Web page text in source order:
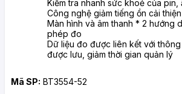
Kiểm tra nhanh sức khoẻ của pin,
Công nghệ giảm tiếng ồn cải
Màn hình và âm thanh * 2 hướng
phép đo
Dữ liệu đo được liên kết với
được lưu, giảm thời gian quản lý
Mã SP: BT3554-52